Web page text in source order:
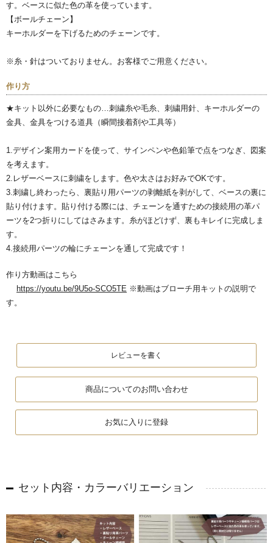
す。ベースに似た色の革を使っています。
【ボールチェーン】
キーホルダーを下げるためのチェーンです。
※糸・針はついておりません。お客様でご用意ください。
作り方
★キット以外に必要なもの…刺繍糸や毛糸、刺繍用針、キーホルダーの
金具、金具をつける道具（瞬間接着剤や工具等）
1.デザイン案用カードを使って、サインペンや色鉛筆で点をつなぎ、図案
を考えます。
2.レザーベースに刺繍をします。色や太さはお好みでOKです。
3.刺繍し終わったら、裏貼り用パーツの剥離紙を剥がして、ベースの裏に
貼り付けます。貼り付ける際には、チェーンを通すための接続用の革パ
ーツを2つ折りにしてはさみます。糸がほどけず、裏もキレイに完成しま
す。
4.接続用パーツの輪にチェーンを通して完成です！
作り方動画はこちら
https://youtu.be/9U5o-SCO5TE ※動画はブローチ用キットの説明で
す。
レビューを書く
商品についてのお問い合わせ
お気に入りに登録
セット内容・カラーバリエーション